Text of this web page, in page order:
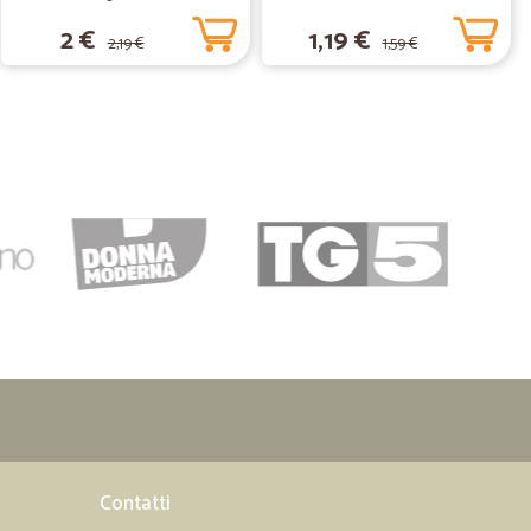
acquistato degli ammorbidenti che non si trovano nei
2 € 2,19 € 1,19 € 1,59 €
Contatti